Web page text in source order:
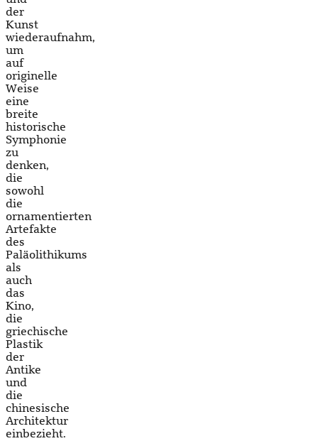
der
Kunst
wiederaufnahm,
um
auf
originelle
Weise
eine
breite
historische
Symphonie
zu
denken,
die
sowohl
die
ornamentierten
Artefakte
des
Paläolithikums
als
auch
das
Kino,
die
griechische
Plastik
der
Antike
und
die
chinesische
Architektur
einbezieht.